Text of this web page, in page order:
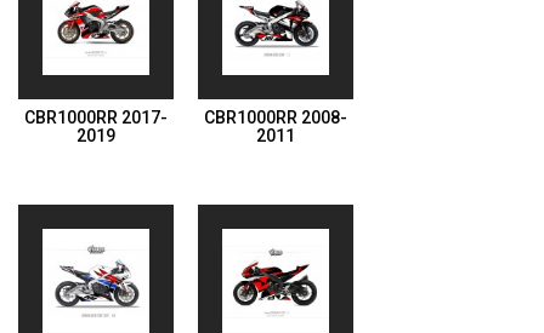
CBR1000RR 2017-
2019
CBR1000RR 2008-
2011